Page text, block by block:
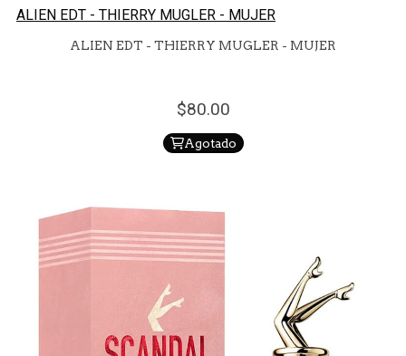
ALIEN EDT - THIERRY MUGLER - MUJER
ALIEN EDT - THIERRY MUGLER - MUJER
80.00
Agotado